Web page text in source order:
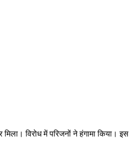
विरोध में परिजनों ने हंगामा किया। इस